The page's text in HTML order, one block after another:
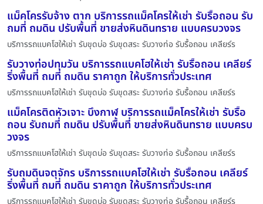
แม็คโครรับจ้าง ตาก บริการรถแม็คโครให้เช่า รับรื้อถอน รับ
ถมที่ ถมดิน ปรับพื้นที่ ขายส่งหินดินทราย แบบครบวงจร
บริการรถแบคโฮให้เช่า รับขุดบ่อ รับขุดสระ รับวางท่อ รับรื้อถอน เคลียร์ร
รับวางท่อปทุมวัน บริการรถแบคโฮให้เช่า รับรื้อถอน เคลียร์
ริ่งพื้นที่ ถมที่ ถมดิน ราคาถูก ให้บริการทั่วประเทศ
บริการรถแบคโฮให้เช่า รับขุดบ่อ รับขุดสระ รับวางท่อ รับรื้อถอน เคลียร์ร
แม็คโครติดหัวเจาะ บึงกาฬ บริการรถแม็คโครให้เช่า รับรื้อ
ถอน รับถมที่ ถมดิน ปรับพื้นที่ ขายส่งหินดินทราย แบบครบ
วงจร
บริการรถแบคโฮให้เช่า รับขุดบ่อ รับขุดสระ รับวางท่อ รับรื้อถอน เคลียร์ร
รับถมดินจตุจักร บริการรถแบคโฮให้เช่า รับรื้อถอน เคลียร์
ริ่งพื้นที่ ถมที่ ถมดิน ราคาถูก ให้บริการทั่วประเทศ